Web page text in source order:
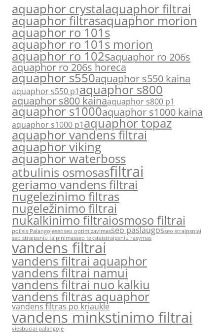
aquaphor crystalaquaphor filtrai
aquaphor filtrasaquaphor morion
aquaphor ro 101s
aquaphor ro 101s morion
aquaphor ro 102saquaphor ro 206s
aquaphor ro 206s horeca
aquaphor s550aquaphor s550 kaina
aquaphor s550 p1aquaphor s800
aquaphor s800 kainaaquaphor s800 p1
aquaphor s1000aquaphor s1000 kaina
aquaphor s1000 p1aquaphor topaz
aquaphor vandens filtrai
aquaphor viking
aquaphor waterboss
atbulinis osmosasfiltrai
geriamo vandens filtrai
nugelezinimo filtras
nugeležinimo filtrai
nukalkinimo filtraiosmoso filtrai
poilsis Palangojeseoseo optimizavimasseo paslaugosseo straipsniai
seo straipsniu talpinimasseo tekstaistraipsniu rasymas
vandens filtrai
vandens filtrai aquaphor
vandens filtrai namui
vandens filtrai nuo kalkiu
vandens filtras aquaphor
vandens filtras po kriaukle
vandens minkstinimo filtrai
viesbuciai palangoje